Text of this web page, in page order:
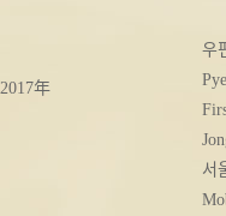
2017年
우
서